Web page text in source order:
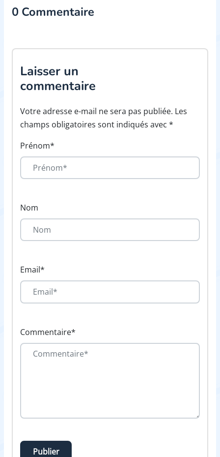
0 Commentaire
Laisser un
commentaire
Votre adresse e-mail ne sera pas publiée. Les
champs obligatoires sont indiqués avec *
Prénom*
Nom
Email*
Commentaire*
Publier